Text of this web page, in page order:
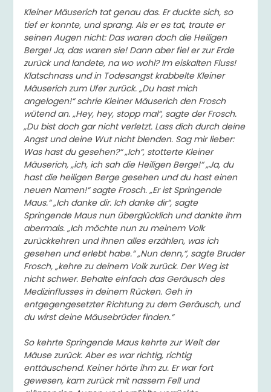
Kleiner Mäuserich tat genau das. Er duckte sich, so
tief er konnte, und sprang. Als er es tat, traute er
seinen Augen nicht: Das waren doch die Heiligen
Berge! Ja, das waren sie! Dann aber fiel er zur Erde
zurück und landete, na wo wohl? Im eiskalten Fluss!
Klatschnass und in Todesangst krabbelte Kleiner
Mäuserich zum Ufer zurück. „Du hast mich
angelogen!“ schrie Kleiner Mäuserich den Frosch
wütend an. „Hey, hey, stopp mal“, sagte der Frosch.
„Du bist doch gar nicht verletzt. Lass dich durch deine
Angst und deine Wut nicht blenden. Sag mir lieber:
Was hast du gesehen?“ „Ich“, stotterte Kleiner
Mäuserich, „ich, ich sah die Heiligen Berge!“ „Ja, du
hast die heiligen Berge gesehen und du hast einen
neuen Namen!“ sagte Frosch. „Er ist Springende
Maus.“ „Ich danke dir. Ich danke dir“, sagte
Springende Maus nun überglücklich und dankte ihm
abermals. „Ich möchte nun zu meinem Volk
zurückkehren und ihnen alles erzählen, was ich
gesehen und erlebt habe.“ „Nun denn,“, sagte Bruder
Frosch, „kehre zu deinem Volk zurück. Der Weg ist
nicht schwer. Behalte einfach das Geräusch des
Medizinflusses in deinem Rücken. Geh in
entgegengesetzter Richtung zu dem Geräusch, und
du wirst deine Mäusebrüder finden.“
So kehrte Springende Maus kehrte zur Welt der
Mäuse zurück. Aber es war richtig, richtig
enttäuschend. Keiner hörte ihm zu. Er war fort
gewesen, kam zurück mit nassem Fell und